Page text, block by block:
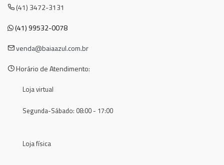
(41) 3472-3131
(41) 99532-0078
venda@baiaazul.com.br
Horário de Atendimento:
Loja virtual
Segunda-Sábado: 08:00 - 17:00
Loja física